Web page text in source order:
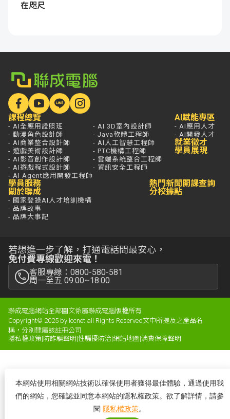
在咫尺
課程總覽
- AI全應用證照班
- 動漫角色設計師
- AI商業整合設計師
- 遊戲美術設計師
- AI影音創作設計師
- AI遊戲程式設計師
- AI Agent應用開發工程師
- AI 3D室內設計師
- Java軟體工程師
- AI人工智慧工程師
- PTC機構工程師
- 雲端系統整合工程師
- 資訊安全工程師
AI賦能專區
- AI應用人才
- AI開發人才
就業徵才
學員展現
學員服務
關於聯成
- 國家登錄AI人才培訓機構
- 品牌故事
- 品牌大事記
熱門新聞
分校據點
開課查詢
若想進一步了解，打通電話問最安心，
免付費專線歡迎來電！
客服專線：0800-580-581
周一至五 09:00~18:00
聯成電腦網站全部圖文係屬聯成電腦版權所有
Copyright© 2025 by lccnet.all Rights Reserved文中所提及之產品名
稱，分別隸屬該註冊公司
隱私權政策|防詐騙聲明|性騷擾防治|網站地圖 |消費保障聲明
本網站使用相關網站技術以確保使用者獲得最佳體驗，通過使用我
們的網站，您確認並同意本網站的隱私權政策。欲了解詳情，請參
閱隱私權政策。